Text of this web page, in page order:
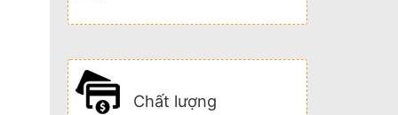
Chất lượng